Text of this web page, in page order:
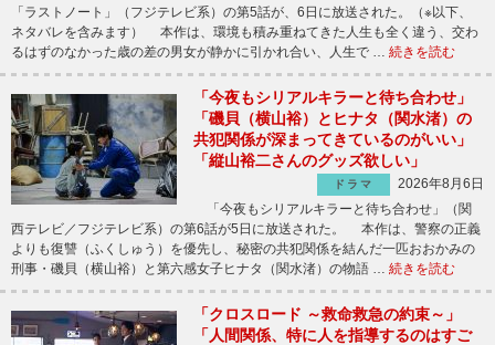
「ラストノート」（フジテレビ系）の第5話が、6日に放送された。（※以下、
ネタバレを含みます） 本作は、環境も積み重ねてきた人生も全く違う、交わ
るはずのなかった歳の差の男女が静かに引かれ合い、人生で … 続きを読む
「今夜もシリアルキラーと待ち合わせ」
「磯貝（横山裕）とヒナタ（関水渚）の
共犯関係が深まってきているのがいい」
「縦山裕二さんのグッズ欲しい」
ドラマ
2026年8月6日
「今夜もシリアルキラーと待ち合わせ」（関
西テレビ／フジテレビ系）の第6話が5日に放送された。 本作は、警察の正義
よりも復讐（ふくしゅう）を優先し、秘密の共犯関係を結んだ一匹おおかみの
刑事・磯貝（横山裕）と第六感女子ヒナタ（関水渚）の物語 … 続きを読む
「クロスロード ～救命救急の約束～」
「人間関係、特に人を指導するのはすご